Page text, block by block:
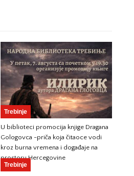
Trebinje
U biblioteci promocija knjige Dragana
Gologovca -priča koja čitaoce vodi
kroz burna vremena i događaje na
prostoru Hercegovine
Trebinje